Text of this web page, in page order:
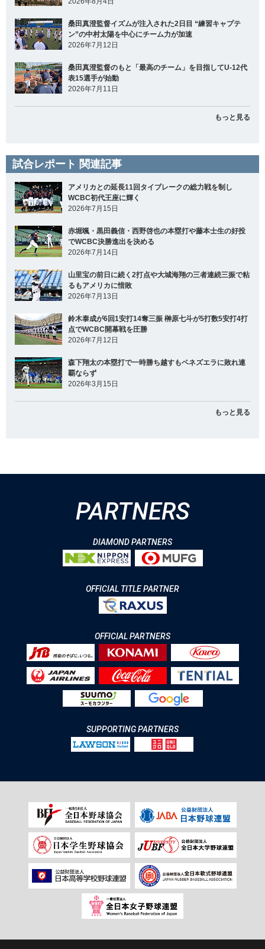
桑田真澄監督イズムが注入された2日目 “練習キャプテ
ン”の中村太陽を中心にチーム力が加速
2026年7月12日
桑田真澄監督のもと「最高のチーム」を目指してU-12代
表15選手が始動
2026年7月11日
もっと見る
試合レポート 関連記事
アメリカとの延長11回タイブレークの総力戦を制し
WCBC初代王座に輝く
2026年7月15日
赤堀颯・黒田義信・西野啓也の本塁打や藤本士生の好投
でWCBC決勝進出を決める
2026年7月14日
山里宝の前日に続く2打点や大城海翔の三者連続三振で粘
るもアメリカに惜敗
2026年7月13日
鈴木泰成が6回1安打14奪三振 榊原七斗が5打数5安打4打
点でWCBC開幕戦を圧勝
2026年7月12日
森下翔太の本塁打で一時勝ち越すもベネズエラに敗れ連
覇ならず
2026年3月15日
もっと見る
PARTNERS
DIAMOND PARTNERS
OFFICIAL TITLE PARTNER
OFFICIAL PARTNERS
SUPPORTING PARTNERS